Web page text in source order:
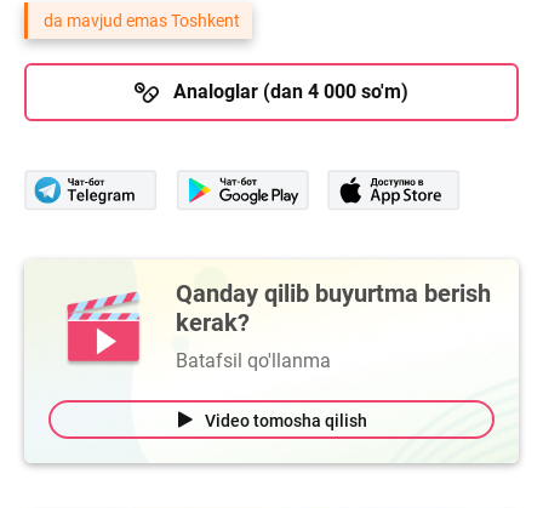
da mavjud emas Toshkent
Analoglar (dan 4 000 so'm)
Qanday qilib buyurtma berish
kerak?
Batafsil qo'llanma
Video tomosha qilish